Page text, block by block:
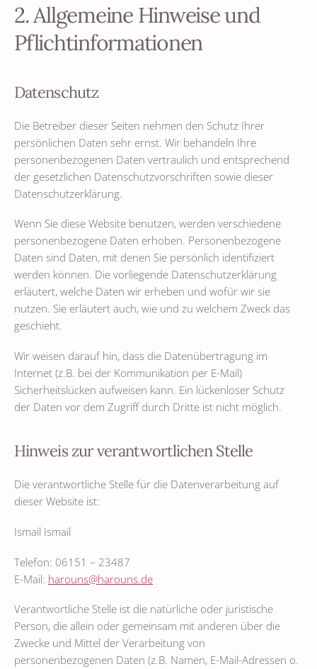
2. Allgemeine Hinweise und
Pflichtinformationen
Datenschutz
Die Betreiber dieser Seiten nehmen den Schutz Ihrer
persönlichen Daten sehr ernst. Wir behandeln Ihre
personenbezogenen Daten vertraulich und entsprechend
der gesetzlichen Datenschutzvorschriften sowie dieser
Datenschutzerklärung.
Wenn Sie diese Website benutzen, werden verschiedene
personenbezogene Daten erhoben. Personenbezogene
Daten sind Daten, mit denen Sie persönlich identifiziert
werden können. Die vorliegende Datenschutzerklärung
erläutert, welche Daten wir erheben und wofür wir sie
nutzen. Sie erläutert auch, wie und zu welchem Zweck das
geschieht.
Wir weisen darauf hin, dass die Datenübertragung im
Internet (z.B. bei der Kommunikation per E-Mail)
Sicherheitslücken aufweisen kann. Ein lückenloser Schutz
der Daten vor dem Zugriff durch Dritte ist nicht möglich.
Hinweis zur verantwortlichen Stelle
Die verantwortliche Stelle für die Datenverarbeitung auf
dieser Website ist:
Ismail Ismail
Telefon: 06151 – 23487
E-Mail: harouns@harouns.de
Verantwortliche Stelle ist die natürliche oder juristische
Person, die allein oder gemeinsam mit anderen über die
Zwecke und Mittel der Verarbeitung von
personenbezogenen Daten (z.B. Namen, E-Mail-Adressen o.